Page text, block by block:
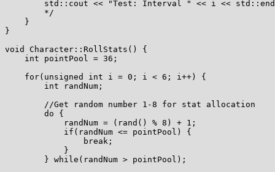
std::cout << "Test: Interval " << i <<
        */
    }
}
void Character::RollStats() {
    int pointPool = 36;
    for(unsigned int i = 0; i < 6; i++) {
        int randNum;
        //Get random number 1-8 for stat allocation
        do {
            randNum = (rand() % 8) + 1;
            if(randNum <= pointPool) {
                break;
            }
        } while(randNum > pointPool);